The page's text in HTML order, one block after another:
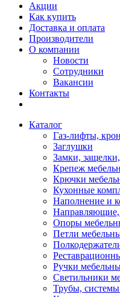
Акции
Как купить
Доставка и оплата
Производители
О компании
Новости
Сотрудники
Вакансии
Контакты
Каталог
Газ-лифты,
Заглушки
Замки,
Крепеж
Крючки
Кухонные
Наполнение и
Опоры
Петли
Ручки
Светильники
Трубы,